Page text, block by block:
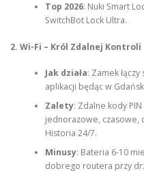
Top 2026: Nuki Smart
SwitchBot Lock Ultra.
2. Wi-Fi – Król Zdalnej Kontroli
Jak działa: Zamek
aplikacji będąc w
Zalety: Zdalne kody
jednorazowe, czasowe,
Historia 24/7.
Minusy: Bateria 6-10
dobrego routera przy